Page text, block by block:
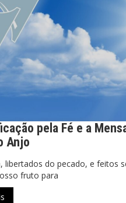
pela Fé e a
Anjo
libertados do pecado, e feitos
fruto para